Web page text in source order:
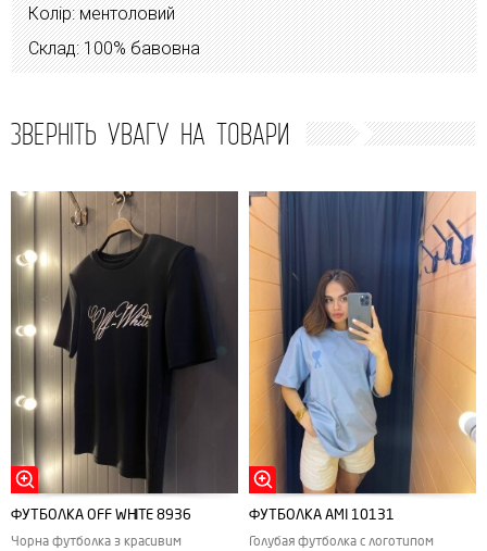
Колір: ментоловий
Склад: 100% бавовна
ЗВЕРНІТЬ УВАГУ НА ТОВАРИ
ФУТБОЛКА ОFF WHITE 8936
Чорна футболка з красивим
ФУТБОЛКА АMI 10131
Голубая футболка с логотипом